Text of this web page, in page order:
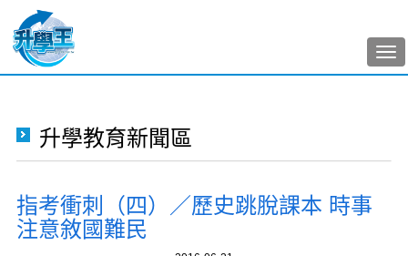
升學教育新聞區
指考衝刺（四）／歷史跳脫課本 時事
注意敘國難民